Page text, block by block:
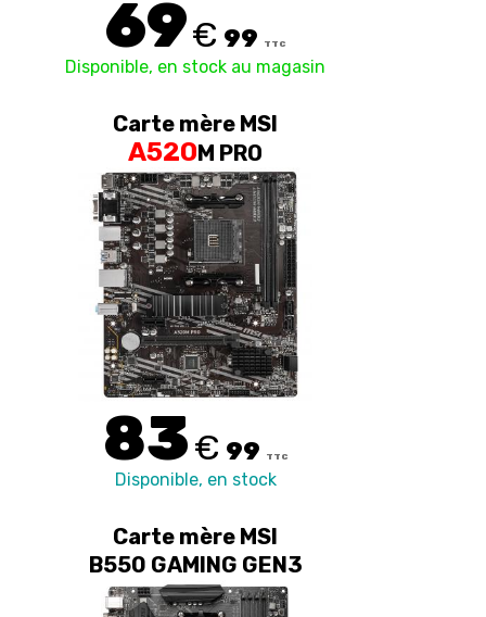
69€ 99 TTC
Disponible, en stock au magasin
Carte mère MSI
A520M PRO
83€ 99 TTC
Disponible, en stock
Carte mère MSI
B550 GAMING GEN3